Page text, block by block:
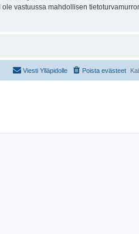
vastuussa mahdollisen
Poista evästeet
Viesti Ylläpidolle